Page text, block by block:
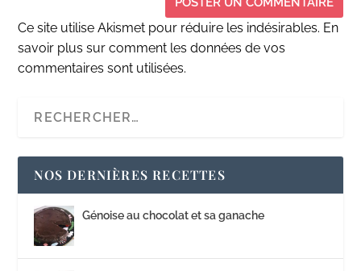
Ce site utilise Akismet pour réduire les indésirables. En
savoir plus sur comment les données de vos
commentaires sont utilisées.
NOS DERNIÈRES RECETTES
Génoise au chocolat et sa ganache